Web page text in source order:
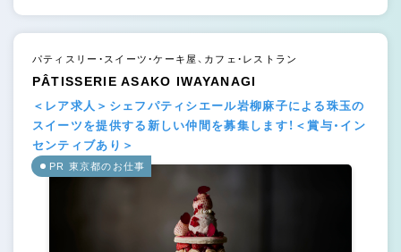
パティスリー・スイーツ・ケーキ屋、カフェ・レストラン
PÂTISSERIE ASAKO IWAYANAGI
＜レア求人＞シェフパティシエール岩柳麻子による珠玉の
スイーツを提供する新しい仲間を募集します！＜賞与・イン
センティブあり＞
PR 東京都のお仕事